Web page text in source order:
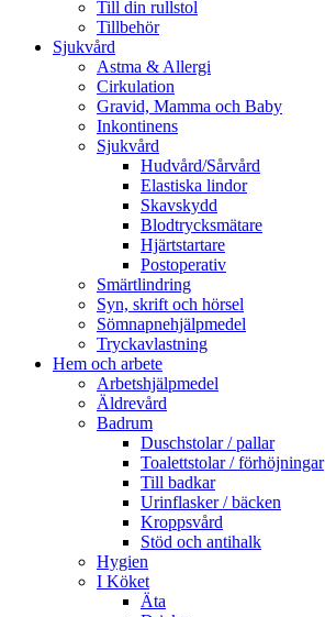
Till din rullstol
Tillbehör
Sjukvård
Astma & Allergi
Cirkulation
Gravid, Mamma och Baby
Inkontinens
Sjukvård
Hudvård/Sårvård
Elastiska lindor
Skavskydd
Blodtrycksmätare
Hjärtstartare
Postoperativ
Smärtlindring
Syn, skrift och hörsel
Sömnapnehjälpmedel
Tryckavlastning
Hem och arbete
Arbetshjälpmedel
Äldrevård
Badrum
Duschstolar / pallar
Toalettstolar / förhöjningar
Till badkar
Urinflasker / bäcken
Kroppsvård
Stöd och antihalk
Hygien
I Köket
Äta